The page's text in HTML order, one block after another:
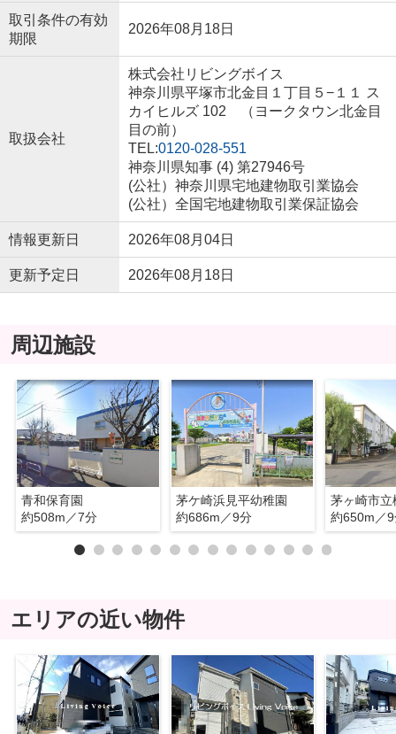
取引条件の有効
期限
2026年08月18日
取扱会社
株式会社リビングボイス
神奈川県平塚市北金目１丁目５−１１ ス
カイヒルズ 102 （ヨークタウン北金目
目の前）
TEL:0120-028-551
神奈川県知事 (4) 第27946号
(公社）神奈川県宅地建物取引業協会
(公社）全国宅地建物取引業保証協会
情報更新日 2026年08月04日
更新予定日 2026年08月18日
周辺施設
青和保育園
約508m／7分
茅ケ崎浜見平幼稚園
約686m／9分
茅ヶ崎市立
約650m／
エリアの近い物件